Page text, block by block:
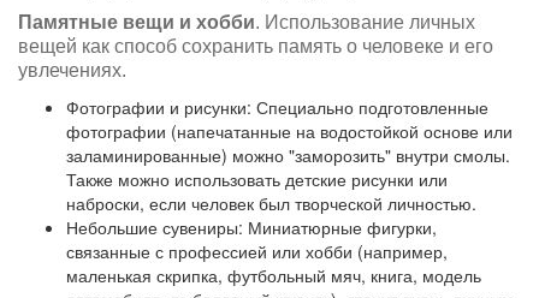
Памятные вещи и хобби. Использование личных
вещей как способ сохранить память о человеке и его
увлечениях.
Фотографии и рисунки: Специально подготовленные
фотографии (напечатанные на водостойкой основе или
заламинированные) можно "заморозить" внутри смолы.
Также можно использовать детские рисунки или
наброски, если человек был творческой личностью.
Небольшие сувениры: Миниатюрные фигурки,
связанные с профессией или хобби (например,
маленькая скрипка, футбольный мяч, книга, модель